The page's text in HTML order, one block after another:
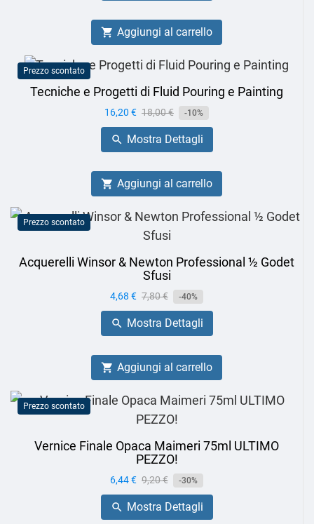
 Aggiungi al carrello
Prezzo scontato
Tecniche e Progetti di Fluid Pouring e Painting
Prezzo
16,20 € Prezzo
base
18,00 € -10%
 Mostra Dettagli
 Aggiungi al carrello
Prezzo scontato
Acquerelli Winsor & Newton Professional ½ Godet
Sfusi
Prezzo
4,68 € Prezzo
base
7,80 € -40%
 Mostra Dettagli
 Aggiungi al carrello
Prezzo scontato
Vernice Finale Opaca Maimeri 75ml ULTIMO
PEZZO!
Prezzo
6,44 € Prezzo
base
9,20 € -30%
 Mostra Dettagli